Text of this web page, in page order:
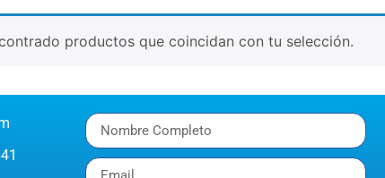
productos que coincidan con tu selección.